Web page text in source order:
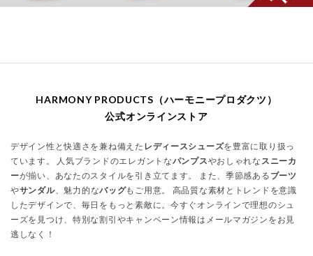
HARMONY PRODUCTS（ハーモニープロダクツ）
公式オンラインストア
デザイン性と快適さを兼ね備えた レディースシューズを豊富に取り扱っ
ています。 人気ブランドのエレガントなパンプスやおしゃれな スニーカ
ーが揃い、あなたのスタイルを引き立てます。 また、季節感ある ブーツ
やサンダル、魅力的なバッグもご用意。 高品質な素材とトレンドを意識
したデザインで、毎日をもっと素敵に。今すぐオンラインで理想のシュ
ーズを見つけ、特別な割引やキャンペーン情報はメールマガジンをお見
逃しなく！